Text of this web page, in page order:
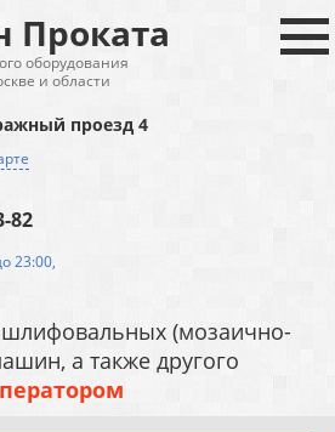
Проката
оборудования
и области
проезд 4
82
23:00,
(мозаично-
а также другого